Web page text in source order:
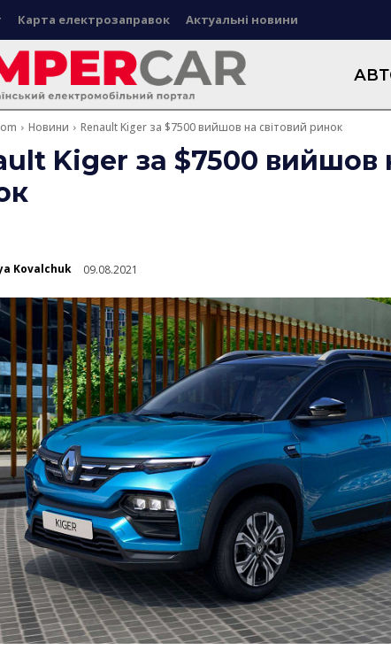
Карта електрозаправок Актуальні новини
Новини Renault Kiger за $7500 вийшов на світовий ринок
Kiger за $7500 вийшов
Kovalchuk 09.08.2021